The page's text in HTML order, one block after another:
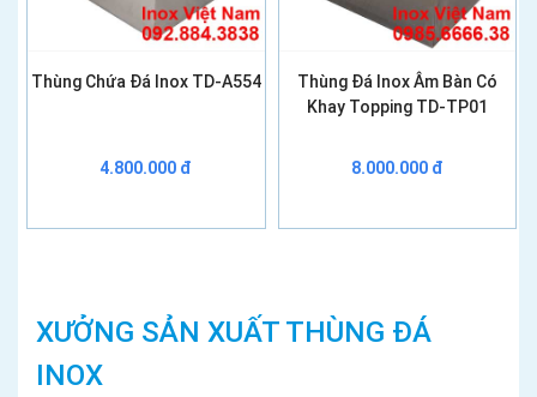
Thùng Chứa Đá Inox TD-A554
4.800.000 đ
Thùng Đá Inox Âm Bàn Có
Khay Topping TD-TP01
8.000.000 đ
XƯỞNG SẢN XUẤT THÙNG ĐÁ
INOX